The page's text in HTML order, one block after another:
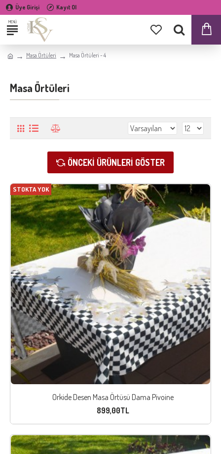
Üye Girişi Kayıt Ol
Masa Örtüleri Masa Örtüleri - 4
Masa Örtüleri
ÖNCEKI ÜRÜNLERI GÖSTER
STOKTA YOK
Orkide Desen Masa Örtüsü Dama Pivoine
899,00TL